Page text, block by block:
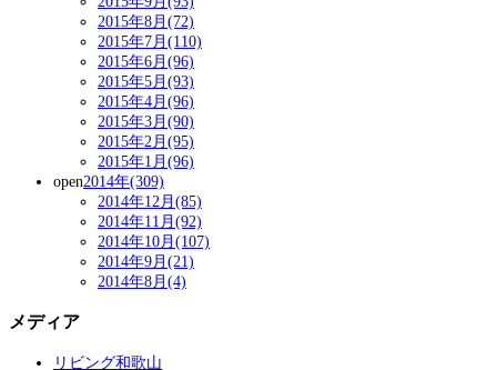
2015年8月(72)
2015年7月(110)
2015年6月(96)
2015年5月(93)
2015年4月(96)
2015年3月(90)
2015年2月(95)
2015年1月(96)
open2014年(309)
2014年12月(85)
2014年11月(92)
2014年10月(107)
2014年9月(21)
2014年8月(4)
メディア
リビング和歌山